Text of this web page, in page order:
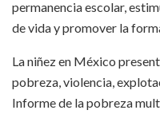
permanencia escolar,
de vida y promover la
La niñez en México
pobreza, violencia,
Informe de la pobreza